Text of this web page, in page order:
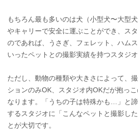
もちろん最も多いのは犬（小型犬〜大型
やキャリーで安全に運ぶことができ、ス
のであれば、うさぎ、フェレット、ハム
いったペットとの撮影実績を持つスタジオ
ただし、動物の種類や大きさによって、
ションのみOK、スタジオ内OKだが抱っ
なります。「うちの子は特殊かも…」と
するスタジオに「こんなペットと撮影し
とが大切です。